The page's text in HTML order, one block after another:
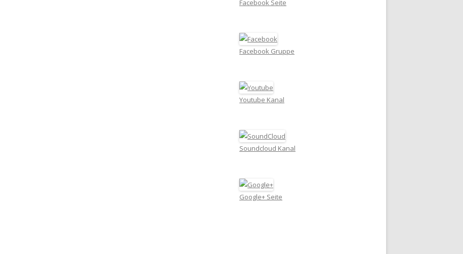
Facebook Seite
Facebook Gruppe
Youtube Kanal
Soundcloud Kanal
Google+ Seite